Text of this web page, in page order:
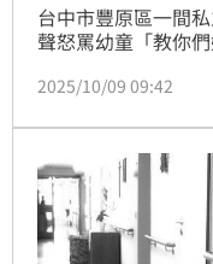
台中市豐原區一間
聲怒罵幼童「教你
讓幼童心理產生陰
當發言，已要求老
查，若有不當對待
2025/10/09 09:42